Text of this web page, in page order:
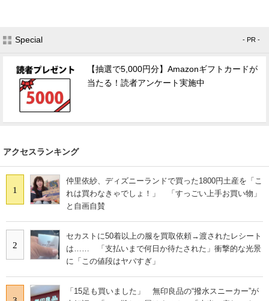
Special - PR -
【抽選で5,000円分】Amazonギフトカードが
当たる！読者アンケート実施中
アクセスランキング
1
仲里依紗、ディズニーランドで買った1800円土産を「こ
れは買わなきゃでしょ！」 「すっごい上手お買い物」
と自画自賛
2
セカストに50着以上の服を買取依頼→渡されたレシート
は…… 「支払いまで何日か待たされた」衝撃的な光景
に「この値段はヤバすぎ」
「15足も買いました」 無印良品の“撥水スニーカー”が